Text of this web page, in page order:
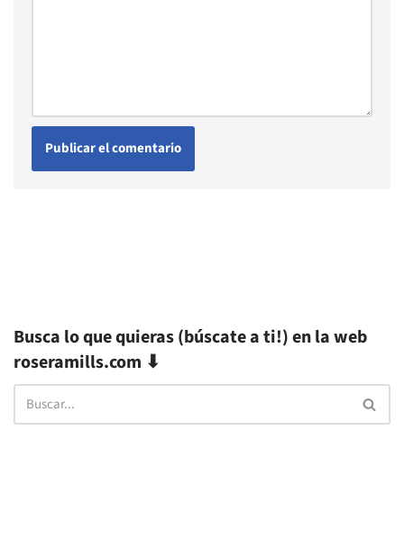
Busca lo que quieras (búscate a ti!) en la web
roseramills.com ⬇